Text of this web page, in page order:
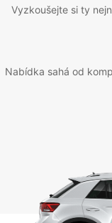
Vyzkoušejte si ty
Nabídka sahá od